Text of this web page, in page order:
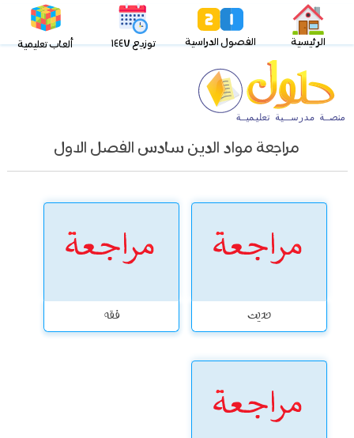
الرئيسية الفصول الدراسية توزيع ١٤٤٧ ألعاب تعليمية
مراجعة مواد الدين سادس الفصل الاول
حديث فقه